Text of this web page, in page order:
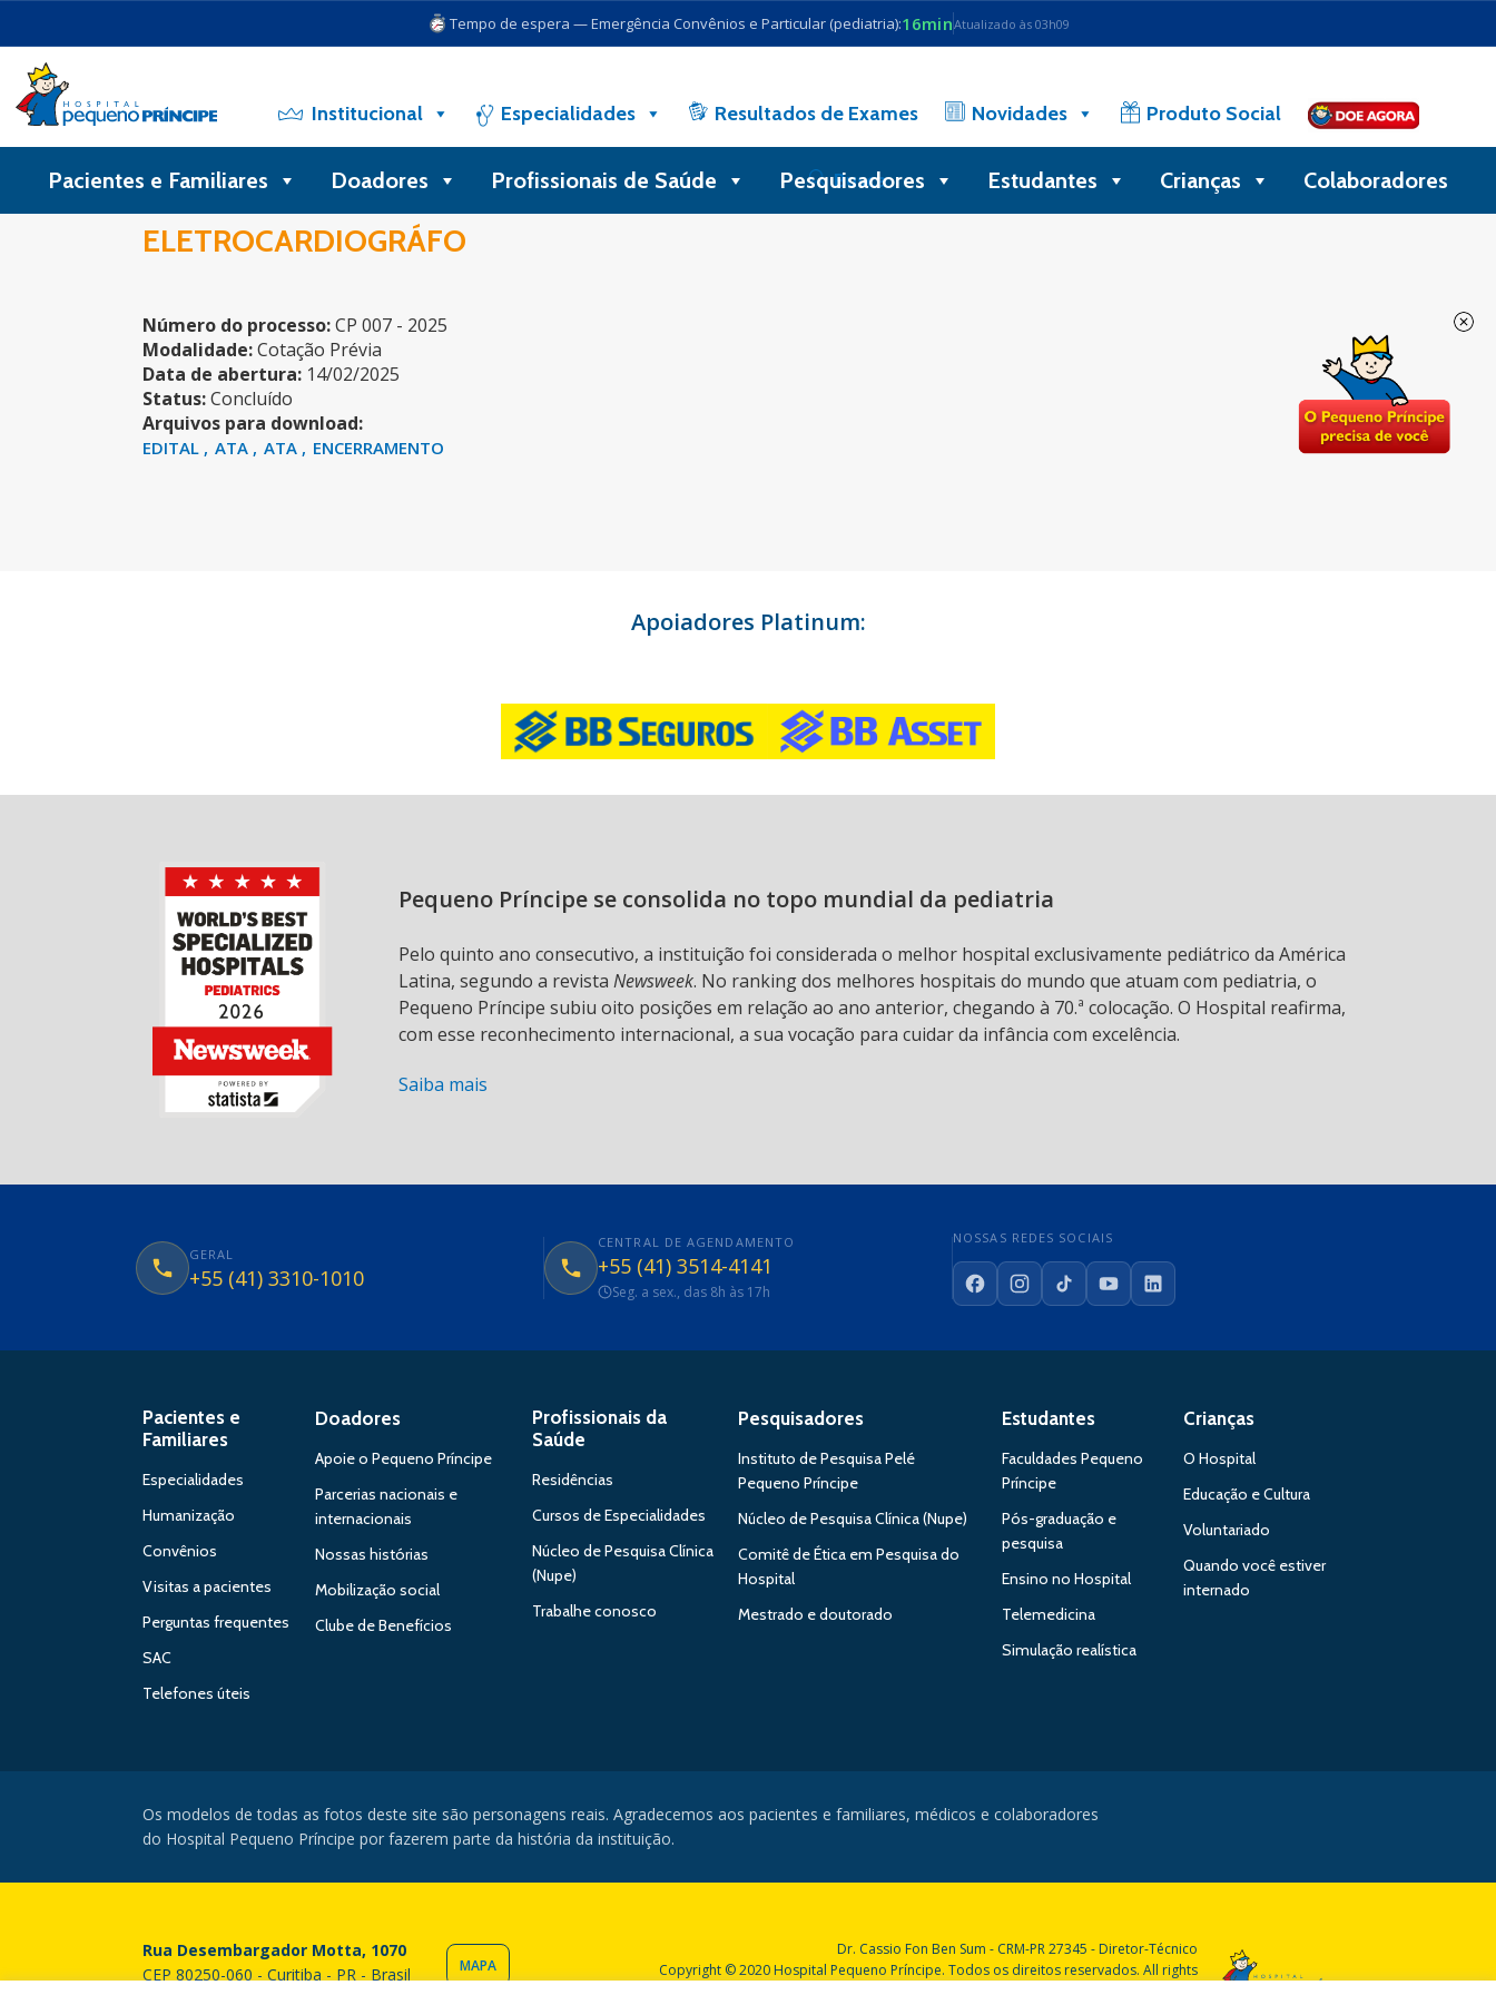
Tempo de espera — Emergência Convênios e Particular (pediatria):16minAtualizado às 03h09
Institucional Especialidades Resultados de Exames Novidades Produto Social
Busca
Pacientes e Familiares Doadores Profissionais de Saúde Pesquisadores Estudantes Crianças Colaboradores
ELETROCARDIOGRÁFO
Número do processo:CP 007 - 2025
Modalidade:Cotação Prévia
Data de abertura: 14/02/2025
Status:Concluído
Arquivos para download:
EDITAL ATA ATA ENCERRAMENTO
Apoiadores Platinum:
Pequeno Príncipe se consolida no topo mundial da pediatria
Pelo quinto ano consecutivo, a instituição foi considerada o melhor hospital exclusivamente pediátrico da América
Latina, segundo a revista Newsweek. No ranking dos melhores hospitais do mundo que atuam com pediatria, o
Pequeno Príncipe subiu oito posições em relação ao ano anterior, chegando à 70.ª colocação. O Hospital reafirma,
com esse reconhecimento internacional, a sua vocação para cuidar da infância com excelência.
Saiba mais
GERAL
+55 (41) 3310-1010
CENTRAL DE AGENDAMENTO
+55 (41) 3514-4141
Seg. a sex., das 8h às 17h
NOSSAS REDES SOCIAIS
FacebookInstagram
TikTokYouTubeLinkedIn
Pacientes e
Familiares
Especialidades
Humanização
Convênios
Visitas a pacientes
Perguntas frequentes
SAC
Telefones úteis
Doadores
Apoie o Pequeno Príncipe
Parcerias nacionais e
internacionais
Nossas histórias
Mobilização social
Clube de Benefícios
Profissionais da
Saúde
Residências
Cursos de Especialidades
Núcleo de Pesquisa Clínica
(Nupe)
Trabalhe conosco
Pesquisadores
Instituto de Pesquisa Pelé
Pequeno Príncipe
Núcleo de Pesquisa Clínica (Nupe)
Comitê de Ética em Pesquisa do
Hospital
Mestrado e doutorado
Estudantes
Faculdades Pequeno
Príncipe
Pós-graduação e
pesquisa
Ensino no Hospital
Telemedicina
Simulação realística
Crianças
O Hospital
Educação e Cultura
Voluntariado
Quando você estiver
internado
Os modelos de todas as fotos deste site são personagens reais. Agradecemos aos pacientes e familiares, médicos e colaboradores
do Hospital Pequeno Príncipe por fazerem parte da história da instituição.
Rua Desembargador Motta, 1070
CEP 80250-060 - Curitiba - PR - Brasil
MAPA
Dr. Cassio Fon Ben Sum - CRM-PR 27345 - Diretor-Técnico
Copyright © 2020 Hospital Pequeno Príncipe. Todos os direitos reservados. All rights